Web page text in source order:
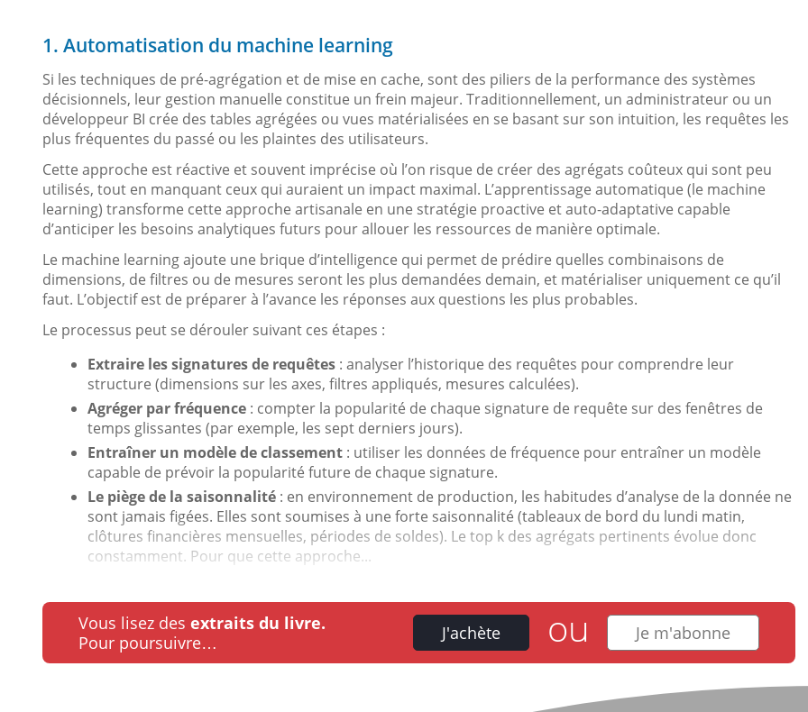
1. Automatisation du machine learning
Si les techniques de pré-agrégation et de mise en cache, sont des piliers de la performance des systèmes
décisionnels, leur gestion manuelle constitue un frein majeur. Traditionnellement, un administrateur ou un
développeur BI crée des tables agrégées ou vues matérialisées en se basant sur son intuition, les requêtes les
plus fréquentes du passé ou les plaintes des utilisateurs.
Cette approche est réactive et souvent imprécise où l’on risque de créer des agrégats coûteux qui sont peu
utilisés, tout en manquant ceux qui auraient un impact maximal. L’apprentissage automatique (le machine
learning) transforme cette approche artisanale en une stratégie proactive et auto-adaptative capable
d’anticiper les besoins analytiques futurs pour allouer les ressources de manière optimale.
Le machine learning ajoute une brique d’intelligence qui permet de prédire quelles combinaisons de
dimensions, de filtres ou de mesures seront les plus demandées demain, et matérialiser uniquement ce qu’il
faut. L’objectif est de préparer à l’avance les réponses aux questions les plus probables.
Le processus peut se dérouler suivant ces étapes :
Extraire les signatures de requêtes : analyser l’historique des requêtes pour comprendre leur
structure (dimensions sur les axes, filtres appliqués, mesures calculées).
Agréger par fréquence : compter la popularité de chaque signature de requête sur des fenêtres de
temps glissantes (par exemple, les sept derniers jours).
Entraîner un modèle de classement : utiliser les données de fréquence pour entraîner un modèle
capable de prévoir la popularité future de chaque signature.
Le piège de la saisonnalité : en environnement de production, les habitudes d’analyse de la donnée ne
sont jamais figées. Elles sont soumises à une forte saisonnalité (tableaux de bord du lundi matin,
clôtures financières mensuelles, périodes de soldes). Le top k des agrégats pertinents évolue donc
constamment. Pour que cette approche...
Vous lisez des extraits du livre.
Pour poursuivre…
J'achète ou Je m'abonne